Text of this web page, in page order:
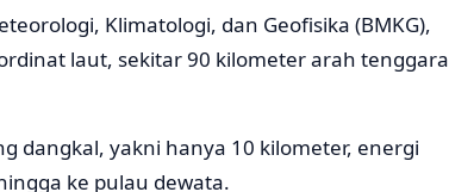
Klimatologi, dan Geofisika (BMKG),
laut, sekitar 90 kilometer arah tenggara
dangkal, yakni hanya 10 kilometer, energi
ke pulau dewata.